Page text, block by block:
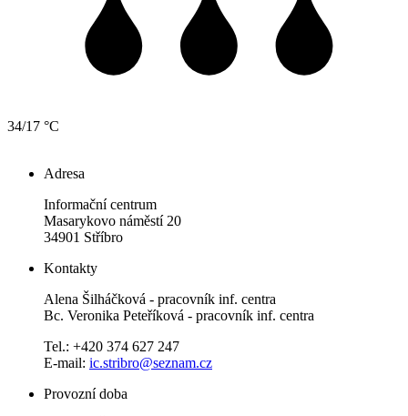
34/17 °C
Adresa
Informační centrum
Masarykovo náměstí 20
34901 Stříbro
Kontakty
Alena Šilháčková - pracovník inf. centra
Bc. Veronika Peteříková - pracovník inf. centra
Tel.: +420 374 627 247
E-mail: ic.stribro@seznam.cz
Provozní doba